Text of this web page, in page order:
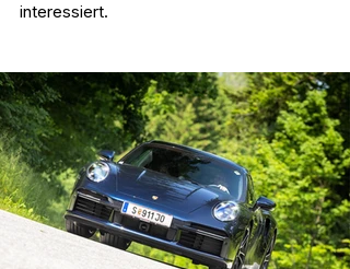
interessiert.